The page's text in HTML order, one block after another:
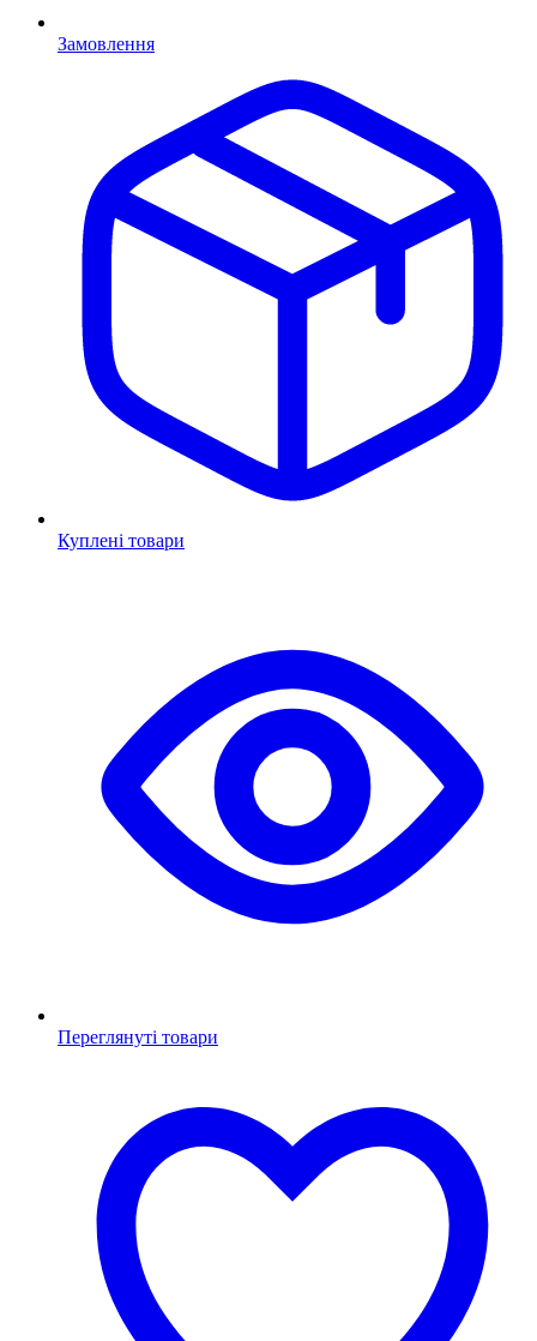
Замовлення
Куплені товари
Переглянуті товари